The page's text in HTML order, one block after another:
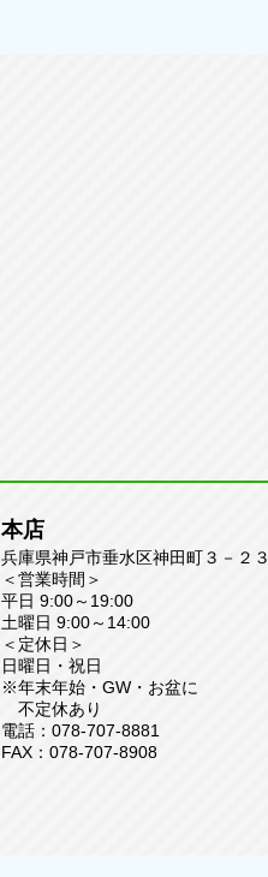
本店
兵庫県神戸市垂水区神田町３－２３
＜営業時間＞
平日 9:00～19:00
土曜日 9:00～14:00
＜定休日＞
​​日曜日・祝日
※年末年始・GW・お盆に
不定休あり
電話：078-707-8881
FAX：078-707-8908